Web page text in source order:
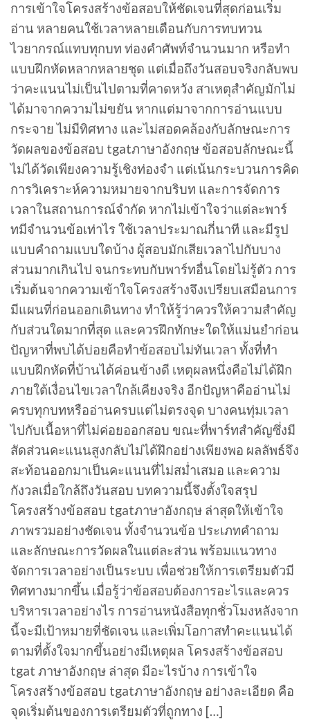
การเข้าใจโครงสร้างข้อสอบให้ชัดเจนที่สุดก่อนเริ่ม
อ่าน หลายคนใช้เวลาหลายเดือนกับการทบทวน
ไวยากรณ์แทบทุกบท ท่องคำศัพท์จำนวนมาก หรือทำ
แบบฝึกหัดหลากหลายชุด แต่เมื่อถึงวันสอบจริงกลับพบ
ว่าคะแนนไม่เป็นไปตามที่คาดหวัง สาเหตุสำคัญมักไม่
ได้มาจากความไม่ขยัน หากแต่มาจากการอ่านแบบ
กระจาย ไม่มีทิศทาง และไม่สอดคล้องกับลักษณะการ
วัดผลของข้อสอบ tgatภาษาอังกฤษ ข้อสอบลักษณะนี้
ไม่ได้วัดเพียงความรู้เชิงท่องจำ แต่เน้นกระบวนการคิด
การวิเคราะห์ความหมายจากบริบท และการจัดการ
เวลาในสถานการณ์จำกัด หากไม่เข้าใจว่าแต่ละพาร์
ทมีจำนวนข้อเท่าไร ใช้เวลาประมาณกี่นาที และมีรูป
แบบคำถามแบบใดบ้าง ผู้สอบมักเสียเวลาไปกับบาง
ส่วนมากเกินไป จนกระทบกับพาร์ทอื่นโดยไม่รู้ตัว การ
เริ่มต้นจากความเข้าใจโครงสร้างจึงเปรียบเสมือนการ
มีแผนที่ก่อนออกเดินทาง ทำให้รู้ว่าควรให้ความสำคัญ
กับส่วนใดมากที่สุด และควรฝึกทักษะใดให้แม่นยำก่อน
ปัญหาที่พบได้บ่อยคือทำข้อสอบไม่ทันเวลา ทั้งที่ทำ
แบบฝึกหัดที่บ้านได้ค่อนข้างดี เหตุผลหนึ่งคือไม่ได้ฝึก
ภายใต้เงื่อนไขเวลาใกล้เคียงจริง อีกปัญหาคืออ่านไม่
ครบทุกบทหรืออ่านครบแต่ไม่ตรงจุด บางคนทุ่มเวลา
ไปกับเนื้อหาที่ไม่ค่อยออกสอบ ขณะที่พาร์ทสำคัญซึ่งมี
สัดส่วนคะแนนสูงกลับไม่ได้ฝึกอย่างเพียงพอ ผลลัพธ์จึง
สะท้อนออกมาเป็นคะแนนที่ไม่สม่ำเสมอ และความ
กังวลเมื่อใกล้ถึงวันสอบ บทความนี้จึงตั้งใจสรุป
โครงสร้างข้อสอบ tgatภาษาอังกฤษ ล่าสุดให้เข้าใจ
ภาพรวมอย่างชัดเจน ทั้งจำนวนข้อ ประเภทคำถาม
และลักษณะการวัดผลในแต่ละส่วน พร้อมแนวทาง
จัดการเวลาอย่างเป็นระบบ เพื่อช่วยให้การเตรียมตัวมี
ทิศทางมากขึ้น เมื่อรู้ว่าข้อสอบต้องการอะไรและควร
บริหารเวลาอย่างไร การอ่านหนังสือทุกชั่วโมงหลังจาก
นี้จะมีเป้าหมายที่ชัดเจน และเพิ่มโอกาสทำคะแนนได้
ตามที่ตั้งใจมากขึ้นอย่างมีเหตุผล โครงสร้างข้อสอบ
tgat ภาษาอังกฤษ ล่าสุด มีอะไรบ้าง การเข้าใจ
โครงสร้างข้อสอบ tgatภาษาอังกฤษ อย่างละเอียด คือ
จุดเริ่มต้นของการเตรียมตัวที่ถูกทาง […]